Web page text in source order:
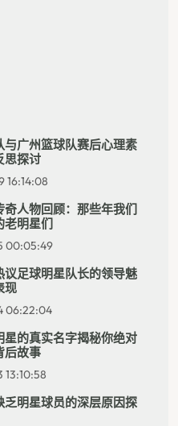
与广州篮球队赛后心理素
思探讨
16:14:08
奇人物回顾：那些年我们
老明星们
00:05:49
议足球明星队长的领导魅
现
06:22:04
星的真实名字揭秘你绝对
后故事
13:10:58
乏明星球员的深层原因探